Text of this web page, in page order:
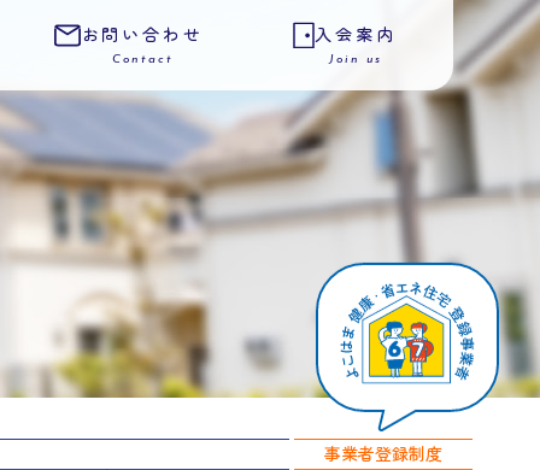
お問い合わせ
Contact
入会案内
Join us
事業者登録制度